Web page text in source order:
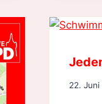
22. Juni